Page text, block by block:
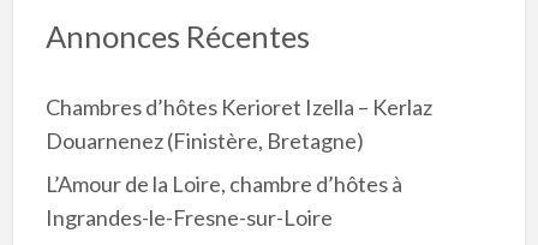
Annonces Récentes
Chambres d’hôtes Kerioret Izella – Kerlaz
Douarnenez (Finistère, Bretagne)
L’Amour de la Loire, chambre d’hôtes à
Ingrandes-le-Fresne-sur-Loire